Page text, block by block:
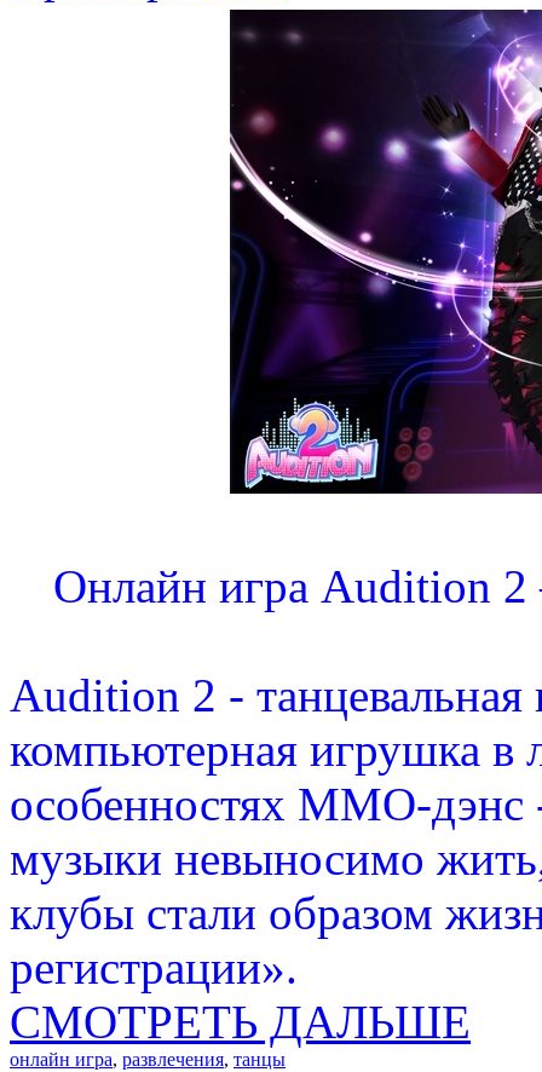
Онлайн игра Audition
Audition 2 - танцевальная
компьютерная игрушка
особенностях ММО-дэнс
музыки невыносимо
клубы стали образом
регистрации».
СМОТРЕТЬ ДАЛЬШЕ
онлайн игра, развлечения, танцы